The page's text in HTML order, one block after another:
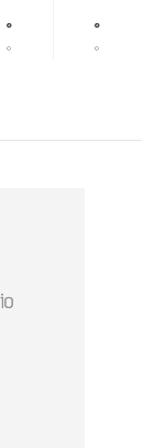
°
°
°
°